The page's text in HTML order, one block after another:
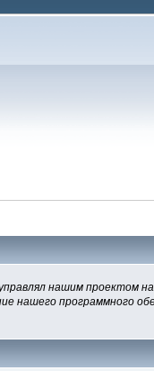
нашим проектом
нашего программного